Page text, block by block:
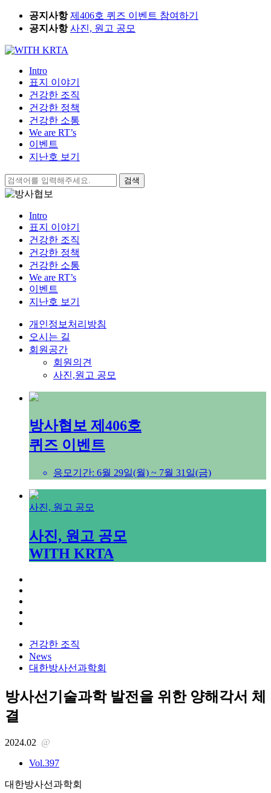
Skip
content
공지사항 제406호 퀴즈 이벤트 참여하기
공지사항 사진, 원고 공모
Intro
표지 이야기
건강한 조직
건강한 정책
건강한 소통
We are RT’s
이벤트
지난호 보기
검
색:
Intro
표지 이야기
건강한 조직
건강한 정책
건강한 소통
We are RT’s
이벤트
지난호 보기
개인정보처리방침
오시는 길
회원공간
회원의견
사진,원고 공모
방사협보 제406호
퀴즈 이벤트
응모기간: 6월 29일(월) ~ 7월 31일(금)
사진, 원고 공모
사진, 원고 공모
WITH KRTA
건강한 조직
News
대한방사선과학회
방사선기술과학 발전을 위한 양해각서 체
결
2024.02 @
Vol.397
대한방사선과학회